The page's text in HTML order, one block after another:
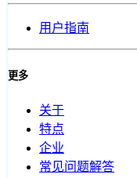
用户指南
更多
关于
特点
企业
常见问题解答